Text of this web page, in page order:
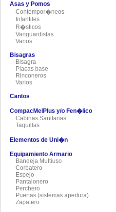
Asas y Pomos
Contempor�neos
Infantiles
R�sticos
Vanguardistas
Varios
Bisagras
Bisagra
Placas base
Rinconeros
Varios
Cantos
CompacMelPlus y/o Fen�lico
Cabinas Sanitarias
Taquillas
Elementos de Uni�n
Equipamiento Armario
Bandeja Multiuso
Corbatero
Espejo
Pantalonero
Perchero
Puertas (sistemas apertura)
Zapatero